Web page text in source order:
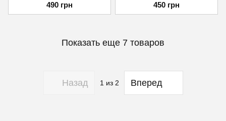
490 грн 450 грн
Показать еще 7 товаров
Назад 1 из 2 Вперед